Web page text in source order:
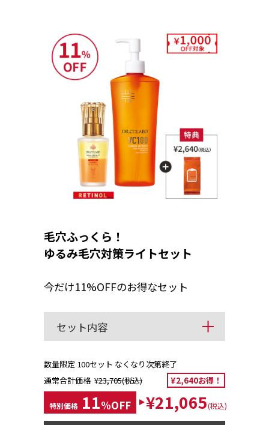
毛穴ふっくら！
ゆるみ毛穴対策ライトセット
今だけ11%OFFのお得なセット
セット内容
数量限定 100セット なくなり次第終了
通常合計価格 ¥23,705(税込) ¥2,640お得！
特別価格 11%OFF ¥21,065(税込)